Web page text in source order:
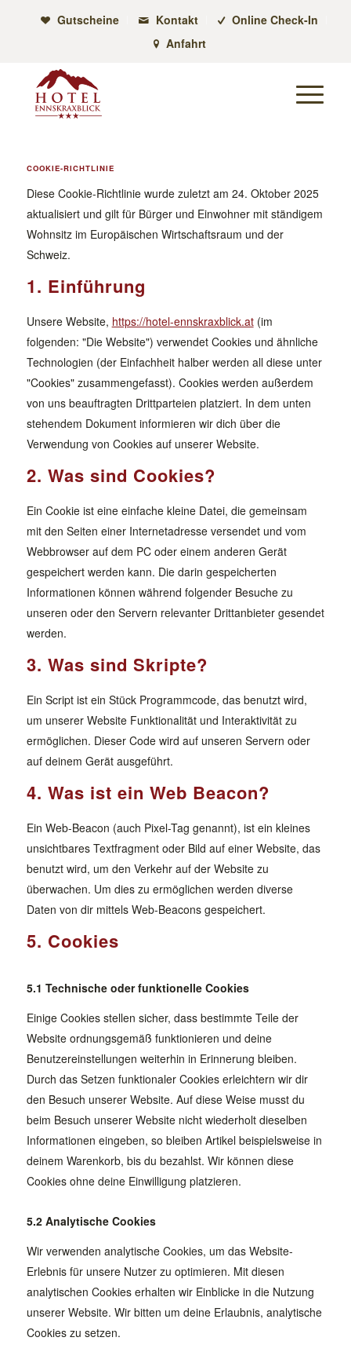
Gutscheine Kontakt
Online Check-In
Anfahrt
COOKIE-RICHTLINIE
Diese Cookie-Richtlinie wurde zuletzt am 24. Oktober 2025
aktualisiert und gilt für Bürger und Einwohner mit ständigem
Wohnsitz im Europäischen Wirtschaftsraum und der
Schweiz.
1. Einführung
Unsere Website, https://hotel-ennskraxblick.at(im
folgenden: "Die Website") verwendet Cookies und ähnliche
Technologien (der Einfachheit halber werden all diese unter
"Cookies" zusammengefasst). Cookies werden außerdem
von uns beauftragten Drittparteien platziert. In dem unten
stehendem Dokument informieren wir dich über die
Verwendung von Cookies auf unserer Website.
2. Was sind Cookies?
Ein Cookie ist eine einfache kleine Datei, die gemeinsam
mit den Seiten einer Internetadresse versendet und vom
Webbrowser auf dem PC oder einem anderen Gerät
gespeichert werden kann. Die darin gespeicherten
Informationen können während folgender Besuche zu
unseren oder den Servern relevanter Drittanbieter gesendet
werden.
3. Was sind Skripte?
Ein Script ist ein Stück Programmcode, das benutzt wird,
um unserer Website Funktionalität und Interaktivität zu
ermöglichen. Dieser Code wird auf unseren Servern oder
auf deinem Gerät ausgeführt.
4. Was ist ein Web Beacon?
Ein Web-Beacon (auch Pixel-Tag genannt), ist ein kleines
unsichtbares Textfragment oder Bild auf einer Website, das
benutzt wird, um den Verkehr auf der Website zu
überwachen. Um dies zu ermöglichen werden diverse
Daten von dir mittels Web-Beacons gespeichert.
5. Cookies
5.1 Technische oder funktionelle Cookies
Einige Cookies stellen sicher, dass bestimmte Teile der
Website ordnungsgemäß funktionieren und deine
Benutzereinstellungen weiterhin in Erinnerung bleiben.
Durch das Setzen funktionaler Cookies erleichtern wir dir
den Besuch unserer Website. Auf diese Weise musst du
beim Besuch unserer Website nicht wiederholt dieselben
Informationen eingeben, so bleiben Artikel beispielsweise in
deinem Warenkorb, bis du bezahlst. Wir können diese
Cookies ohne deine Einwilligung platzieren.
5.2 Analytische Cookies
Wir verwenden analytische Cookies, um das Website-
Erlebnis für unsere Nutzer zu optimieren. Mit diesen
analytischen Cookies erhalten wir Einblicke in die Nutzung
unserer Website. Wir bitten um deine Erlaubnis, analytische
Cookies zu setzen.